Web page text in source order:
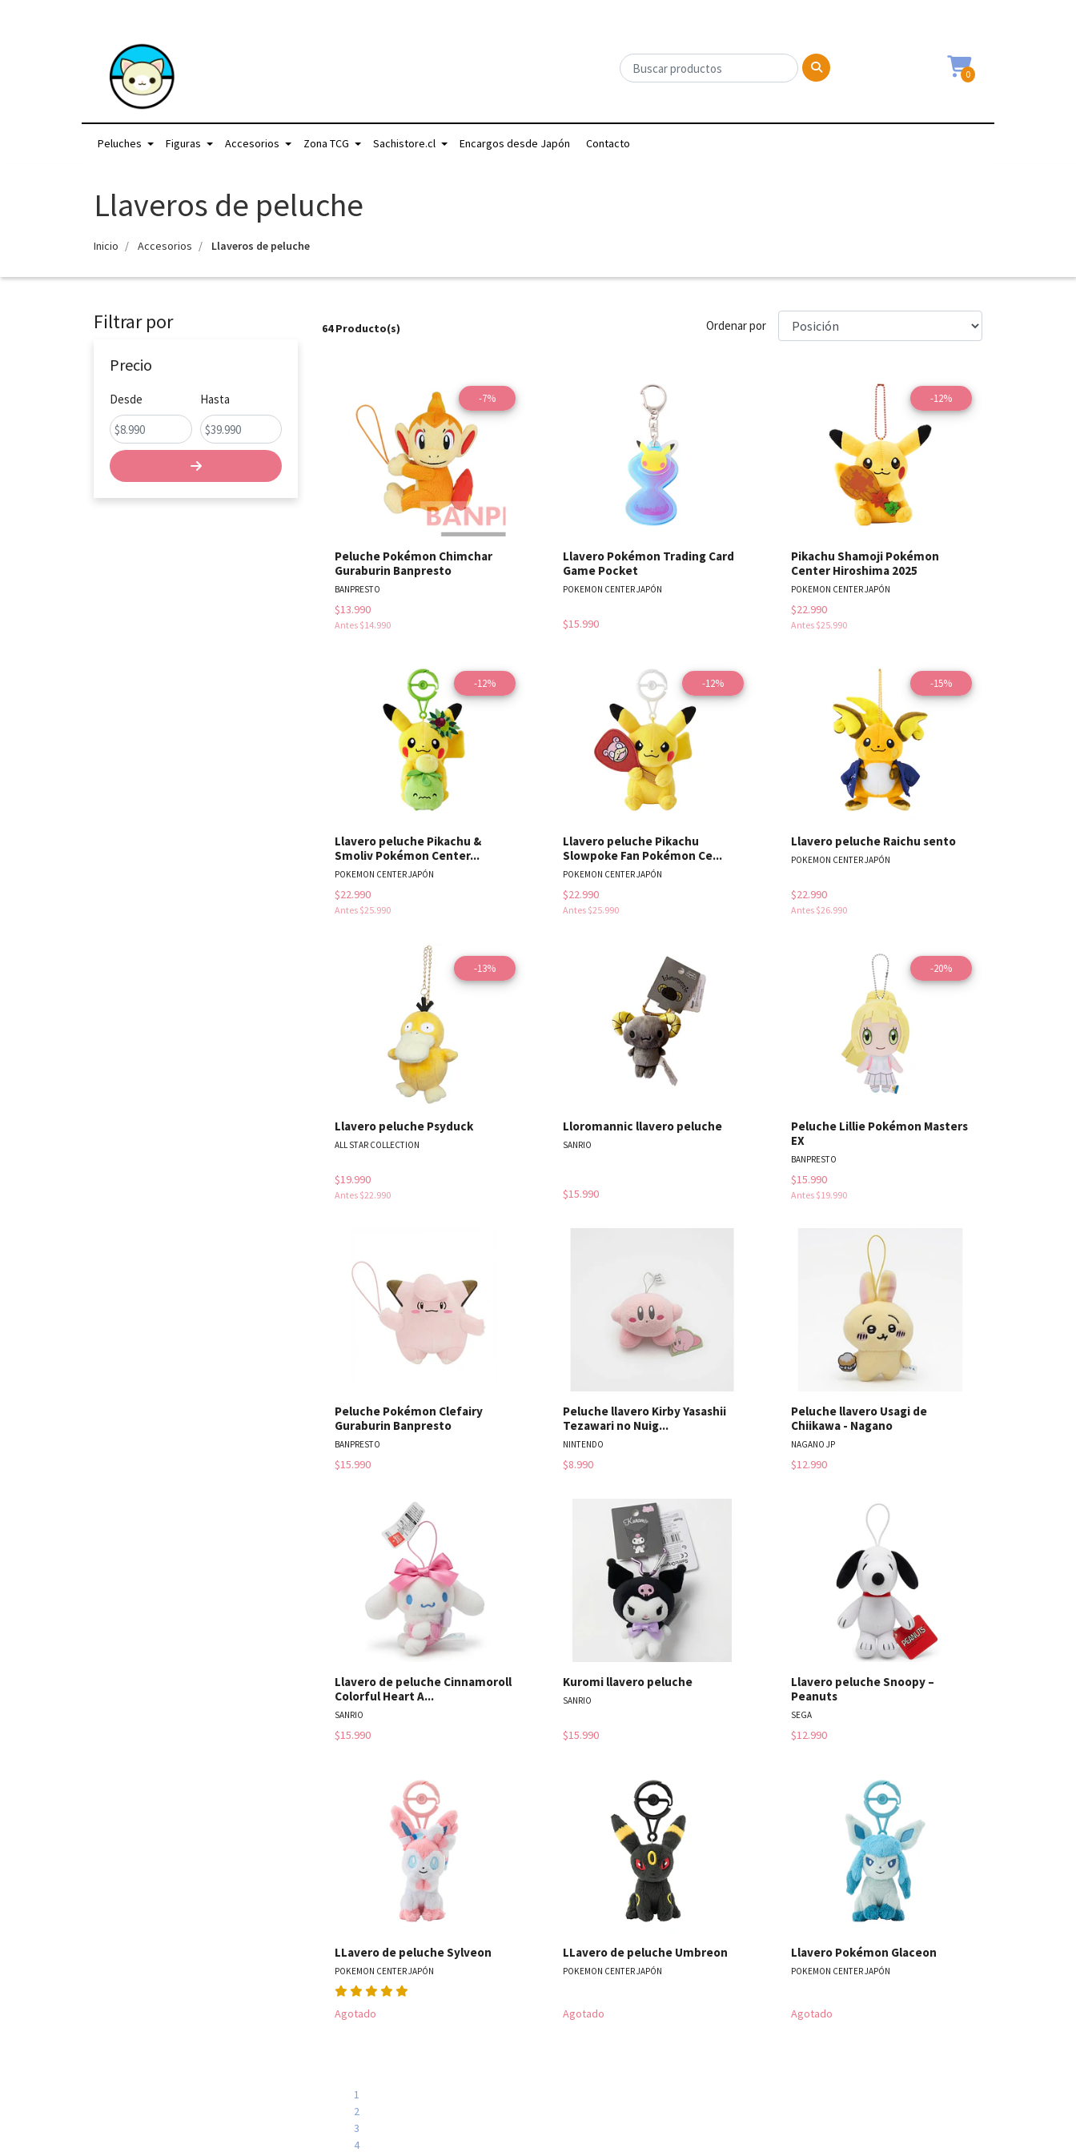
0
Peluches Figuras Accesorios Zona TCG Sachistore.cl Encargos desde Japón Contacto
Llaveros de peluche
Inicio Accesorios Llaveros de peluche
Filtrar por
Precio
Desde Hasta
64 Producto(s) Ordenar por
-7%
Ver detalles
Peluche Pokémon Chimchar
Guraburin Banpresto
BANPRESTO
$13.990
Antes $14.990
Llavero Pokémon Trading Card
Game Pocket
POKEMON CENTER JAPÓN
$15.990
-12%
Ver detalles
Pikachu Shamoji Pokémon
Center Hiroshima 2025
POKEMON CENTER JAPÓN
$22.990
Antes $25.990
-12%
Ver detalles
Llavero peluche Pikachu &
Smoliv Pokémon Center...
POKEMON CENTER JAPÓN
$22.990
Antes $25.990
-12%
Ver detalles
Llavero peluche Pikachu
Slowpoke Fan Pokémon Ce...
POKEMON CENTER JAPÓN
$22.990
Antes $25.990
-15%
Ver detalles
Llavero peluche Raichu sento
POKEMON CENTER JAPÓN
$22.990
Antes $26.990
-13%
Ver detalles
Llavero peluche Psyduck
ALL STAR COLLECTION
$19.990
Antes $22.990
Ver detalles
Lloromannic llavero peluche
SANRIO
$15.990
-20%
Ver detalles
Peluche Lillie Pokémon Masters
EX
BANPRESTO
$15.990
Antes $19.990
Peluche Pokémon Clefairy
Guraburin Banpresto
BANPRESTO
$15.990
Peluche llavero Kirby Yasashii
Tezawari no Nuig...
NINTENDO
$8.990
Peluche llavero Usagi de
Chiikawa - Nagano
NAGANO JP
$12.990
Llavero de peluche Cinnamoroll
Colorful Heart A...
SANRIO
$15.990
Ver detalles
Kuromi llavero peluche
SANRIO
$15.990
Llavero peluche Snoopy –
Peanuts
SEGA
$12.990
LLavero de peluche Sylveon
POKEMON CENTER JAPÓN
Agotado
Ver detalles
LLavero de peluche Umbreon
POKEMON CENTER JAPÓN
Agotado
Ver detalles
Llavero Pokémon Glaceon
POKEMON CENTER JAPÓN
Agotado
1
2
3
4